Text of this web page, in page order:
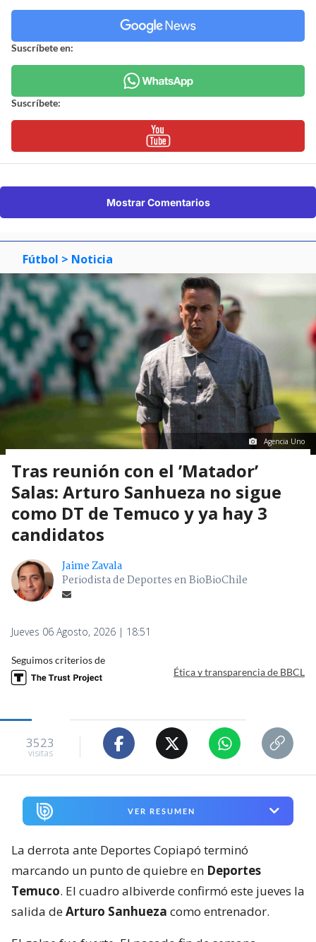
Suscríbete en:
Suscríbete:
Mostrar Comentarios
Fútbol > Noticia
Agencia Uno
Tras reunión con el ’Matador’
Salas: Arturo Sanhueza no sigue
como DT de Temuco y ya hay 3
candidatos
Jaime Zavala
Periodista de Deportes en BioBioChile
Jueves 06 Agosto, 2026 | 18:51
Seguimos criterios de
Ética y transparencia de BBCL
3523
visitas
VER RESUMEN
La derrota ante Deportes Copiapó terminó
marcando un punto de quiebre en Deportes
Temuco. El cuadro albiverde confirmó este jueves la
salida deArturo Sanhueza como entrenador.